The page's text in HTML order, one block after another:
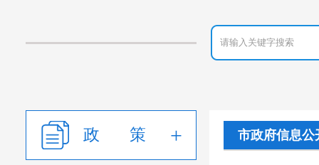
政 策 市政府信息公